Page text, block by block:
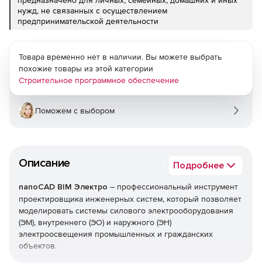
нужд, не связанных с осуществлением
предпринимательской деятельности
Описание Подробнее
nanoCAD BIM Электро – профессиональный инструмент
проектировщика инженерных систем, который позволяет
моделировать системы силового электрооборудования
(ЭМ), внутреннего (ЭО) и наружного (ЭН)
электроосвещения промышленных и гражданских
объектов.
Товара временно нет в наличии. Вы можете выбрать
похожие товары из этой категории
Строительное программное обеспечение
Поможем с выбором